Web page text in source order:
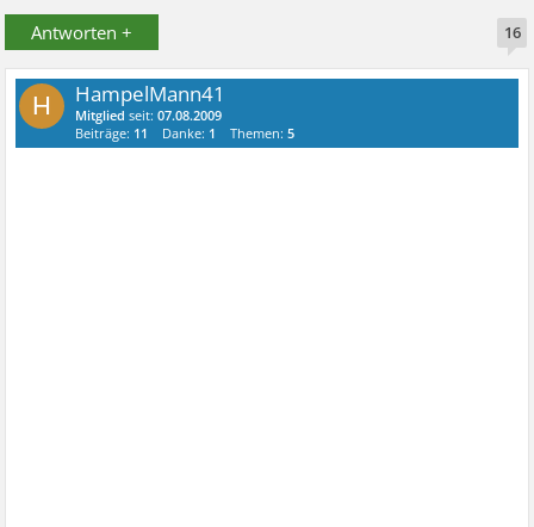
Antworten + 16
H HampelMann41
Mitglied seit:07.08.2009
Beiträge: 11 Danke: 1 Themen:5